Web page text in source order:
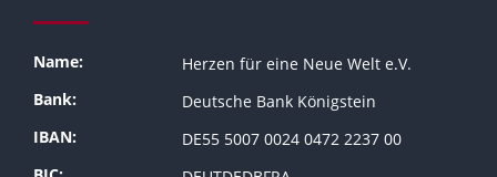
Name:
Herzen für eine Neue Welt e.V.
Bank:
Deutsche Bank Königstein
IBAN:
DE55 5007 0024 0472 2237 00